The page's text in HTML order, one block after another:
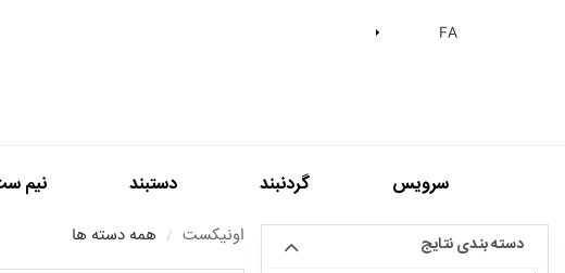
FA
سرويس گردنبند دستبند نيم
دسته بندی نتایج اونیکست همه دسته ها